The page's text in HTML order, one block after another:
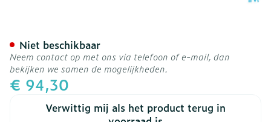
€ 94,30
Verwittig mij als het product terug in
Niet beschikbaar
Neem contact op met ons via telefoon of e-mail, dan
bekijken we samen de mogelijkheden.